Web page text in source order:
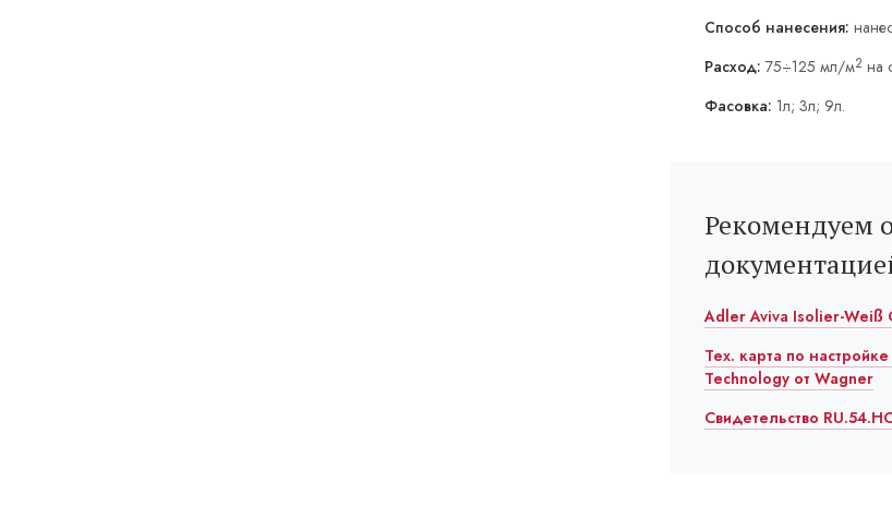
Способ нанесения:
Расход: 75÷125 мл/м2 на
Фасовка: 1л; 3л; 9л.
Рекомендуем
Adler Aviva Isolier-Weiß
Тех. карта по
Technology от Wagner
Свидетельство